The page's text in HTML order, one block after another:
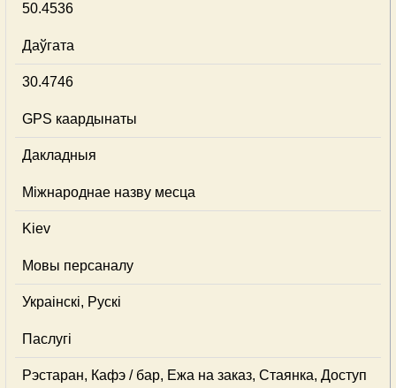
50.4536
Даўгата
30.4746
GPS каардынаты
Дакладныя
Міжнароднае назву месца
Kiev
Мовы персаналу
Украінскі, Рускі
Паслугі
Рэстаран, Кафэ / бар, Ежа на заказ, Стаянка, Доступ